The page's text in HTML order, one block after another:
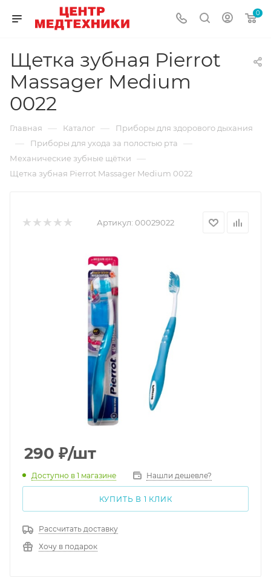
0
Щетка зубная Pierrot
Massager Medium
0022
Главная — Каталог — Приборы для здорового дыхания
— Приборы для ухода за полостью рта —
Механические зубные щётки —
Щетка зубная Pierrot Massager Medium 0022
Артикул: 00029022
290 ₽/шт
Доступно в 1 магазине Нашли дешевле?
КУПИТЬ В 1 КЛИК
Рассчитать доставку
Хочу в подарок